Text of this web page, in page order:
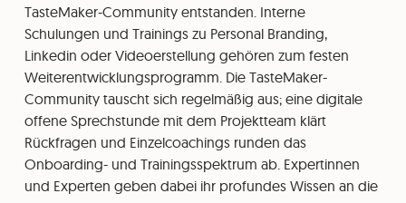
TasteMaker-Community entstanden. Interne
Schulungen und Trainings zu Personal Branding,
Linkedin oder Videoerstellung gehören zum festen
Weiterentwicklungsprogramm. Die TasteMaker-
Community tauscht sich regelmäßig aus; eine digitale
offene Sprechstunde mit dem Projektteam klärt
Rückfragen und Einzelcoachings runden das
Onboarding- und Trainingsspektrum ab. Expertinnen
und Experten geben dabei ihr profundes Wissen an die